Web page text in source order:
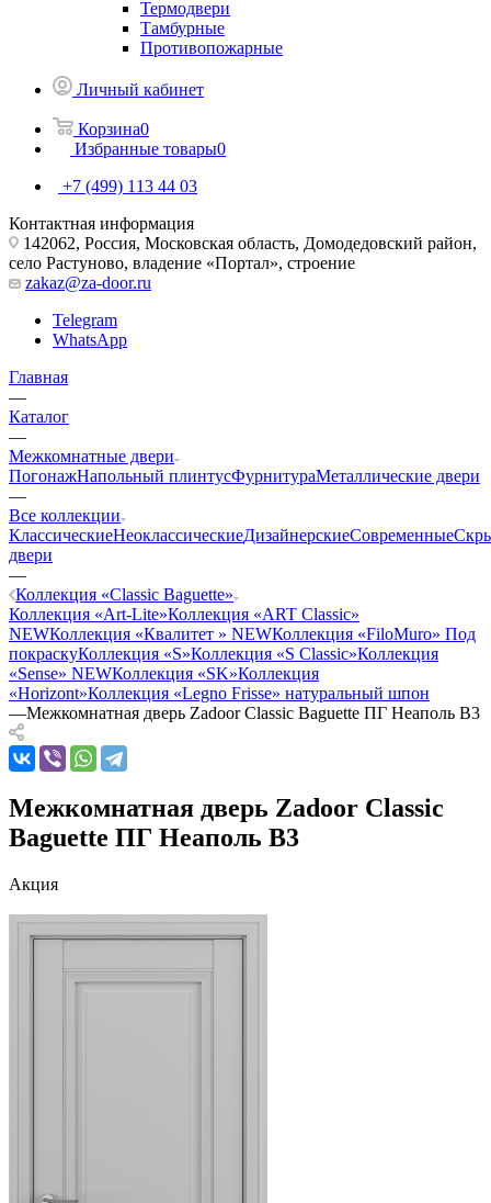
Термодвери
Тамбурные
Противопожарные
Личный кабинет
Корзина0
Избранные товары0
+7 (499) 113 44 03
Контактная информация
142062, Россия, Московская область, Домодедовский район,
село Растуново, владение «Портал», строение
zakaz@za-door.ru
Telegram
WhatsApp
Главная
—
Каталог
—
Межкомнатные двери
ПогонажНапольный плинтусФурнитураМеталлические двери
—
Все коллекции
КлассическиеНеоклассическиеДизайнерскиеСовременные
двери
—
Коллекция «Classic Baguette»
Коллекция «Art-Lite»Коллекция «ART Classic»
NEWКоллекция «Квалитет » NEWКоллекция «FiloMuro» Под
покраскуКоллекция «S»Коллекция «S Classic»Коллекция
«Sense» NEWКоллекция «SK»Коллекция
«Horizont»Коллекция «Legno Frisse» натуральный шпон
—Межкомнатная дверь Zadoor Classic Baguette ПГ Неаполь В3
Межкомнатная дверь Zadoor Classic
Baguette ПГ Неаполь В3
Акция